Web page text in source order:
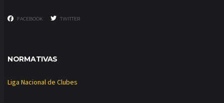
FACEBOOK TWITTER
NORMATIVAS
Liga Nacional de Clubes